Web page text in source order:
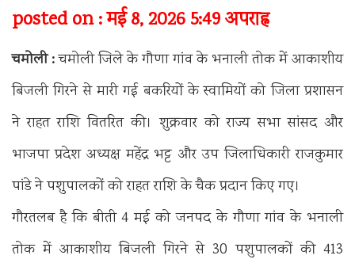
posted on : मई 8, 2026 5:49 अपराह्न
चमोली :चमोली जिले के गौणा गांव के भनाली तोक में आकाशीय
बिजली गिरने से मारी गई बकरियों के स्वामियों को जिला प्रशासन
ने राहत राशि वितरित की। शुक्रवार को राज्य सभा सांसद और
भाजपा प्रदेश अध्यक्ष महेंद्र भट्ट और उप जिलाधिकारी राजकुमार
पांडे ने पशुपालकों को राहत राशि के चैक प्रदान किए गए।
गौरतलब है कि बीती 4 मई को जनपद के गौणा गांव के भनाली
तोक में आकाशीय बिजली गिरने से 30 पशुपालकों की 413